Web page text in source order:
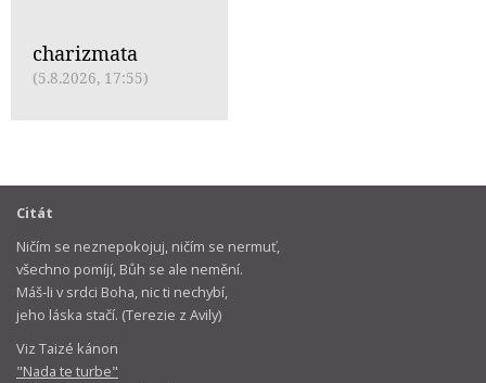
charizmata
(5.8.2026, 17:55)
Citát
Ničím se neznepokojuj, ničím se nermuť,
všechno pomíjí, Bůh se ale nemění.
Máš-li v srdci Boha, nic ti nechybí,
jeho láska stačí. (Terezie z Avily)
Viz Taizé kánon
"Nada te turbe"